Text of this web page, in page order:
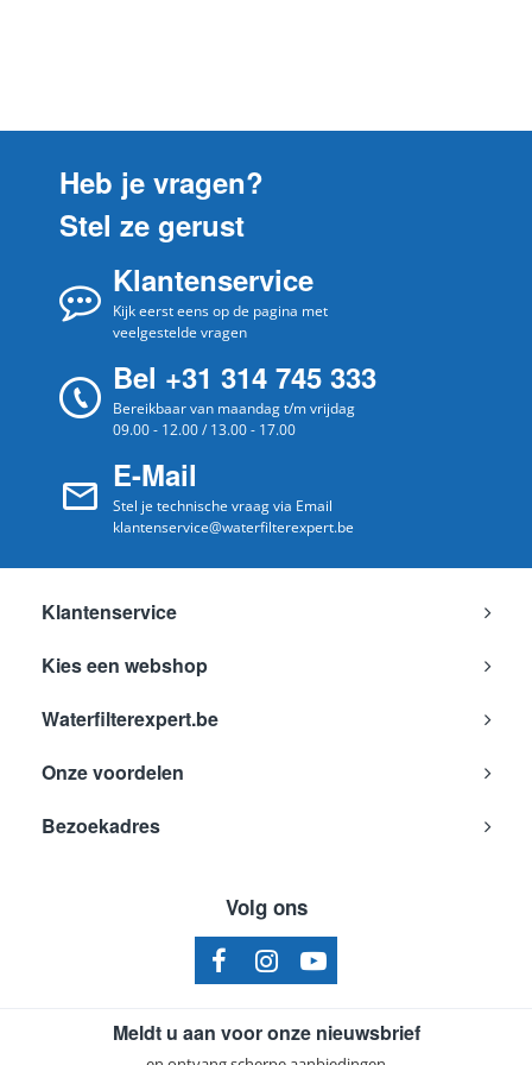
Amana
Amana
Amana
Heb je vragen?
Stel ze gerust
Klantenservice
Kijk eerst eens op de pagina met
veelgestelde vragen
Bel +31 314 745 333
Bereikbaar van maandag t/m vrijdag
09.00 - 12.00 / 13.00 - 17.00
E-Mail
Stel je technische vraag via Email
klantenservice@waterfilterexpert.be
Klantenservice
Kies een webshop
Waterfilterexpert.be
Onze voordelen
Bezoekadres
Volg ons
Meldt u aan voor onze nieuwsbrief